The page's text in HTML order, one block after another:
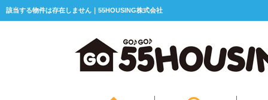
該当する物件は存在しません｜55HOUSING株式会社